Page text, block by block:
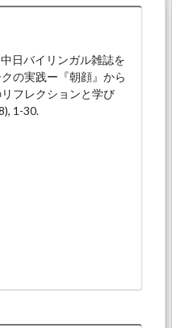
日バイリンガル雑誌を
の実践ー『朝顔』から
フレクションと学び
1-30.